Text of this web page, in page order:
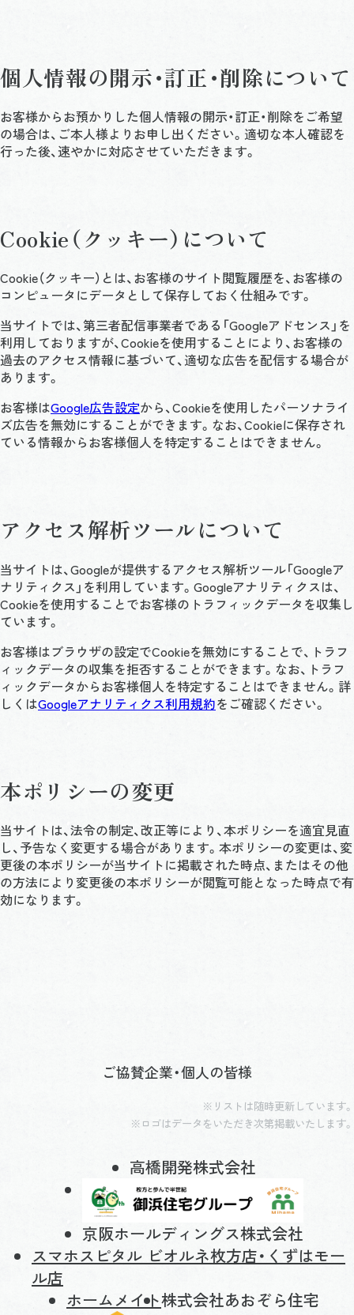
個人情報の開示・訂正・削除について
お客様からお預かりした個人情報の開示・訂正・削除をご希望
の場合は、ご本人様よりお申し出ください。適切な本人確認を
行った後、速やかに対応させていただきます。
Cookie（クッキー）について
Cookie（クッキー）とは、お客様のサイト閲覧履歴を、お客様の
コンピュータにデータとして保存しておく仕組みです。
当サイトでは、第三者配信事業者である「Googleアドセンス」を
利用しておりますが、Cookieを使用することにより、お客様の
過去のアクセス情報に基づいて、適切な広告を配信する場合が
あります。
お客様はGoogle広告設定から、Cookieを使用したパーソナライ
ズ広告を無効にすることができます。なお、Cookieに保存され
ている情報からお客様個人を特定することはできません。
アクセス解析ツールについて
当サイトは、Googleが提供するアクセス解析ツール「Googleア
ナリティクス」を利用しています。Googleアナリティクスは、
Cookieを使用することでお客様のトラフィックデータを収集し
ています。
お客様はブラウザの設定でCookieを無効にすることで、トラフ
ィックデータの収集を拒否することができます。なお、トラフ
ィックデータからお客様個人を特定することはできません。詳
しくはGoogleアナリティクス利用規約をご確認ください。
本ポリシーの変更
当サイトは、法令の制定、改正等により、本ポリシーを適宜見直
し、予告なく変更する場合があります。本ポリシーの変更は、変
更後の本ポリシーが当サイトに掲載された時点、またはその他
の方法により変更後の本ポリシーが閲覧可能となった時点で有
効になります。
ご協賛企業・個人の皆様
※リストは随時更新しています。
※ロゴはデータをいただき次第掲載いたします。
高橋開発株式会社
京阪ホールディングス株式会社
スマホスピタル ビオルネ枚方店・くずはモー
ル店
ホームメイト株式会社あおぞら住宅